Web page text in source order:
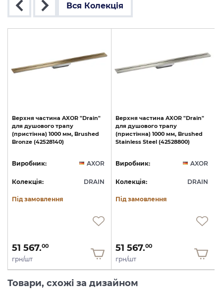
Вся Колекція
Верхня частина AXOR "Drain"
для душового трапу
(пристінна) 1000 мм, Brushed
Bronze (42528140)
Виробник: AXOR
Колекція: DRAIN
Під замовлення
51 567.00
грн/шт
Верхня частина AXOR "Drain"
для душового трапу
(пристінна) 1000 мм, Brushed
Stainless Steel (42528800)
Виробник: AXOR
Колекція: DRAIN
Під замовлення
51 567.00
грн/шт
Товари, схожі за дизайном